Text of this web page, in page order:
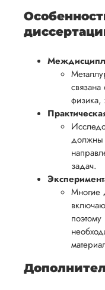
физика,
должны
задач.
Многие